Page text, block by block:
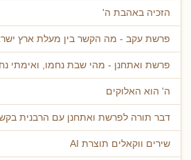
הזכיה באהבת ה'
פרשת עקב - מה הקשר בין מעלת ארץ
פרשת ואתחנן - מהי שבת נחמו, ואימתי
ה' הוא האלוקים
דבר תורה לפרשת ואתחנן עם הרבנית
שירים ווקאלים תוצרת AI